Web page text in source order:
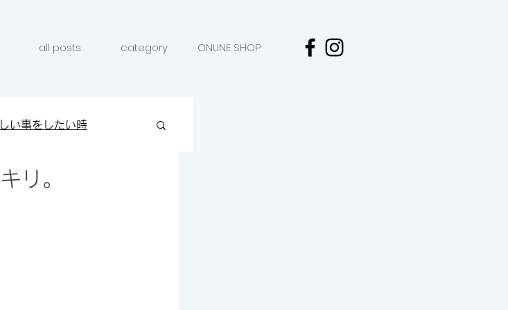
all posts category ONLINE SHOP
い事をしたい時
なりたい時
リ。